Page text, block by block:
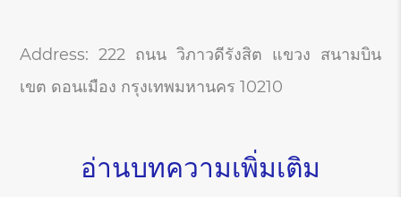
Address: 222 ถนน วิภาวดีรังสิต แขวง สนามบิน
เขต ดอนเมือง กรุงเทพมหานคร 10210
อ่านบทความเพิ่มเติม